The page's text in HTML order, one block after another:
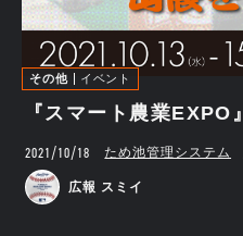
その他 イベント
『スマート農業EXPO
2021/10/18 ため池管理システム
広報 スミイ